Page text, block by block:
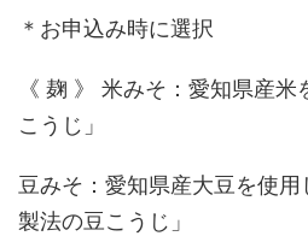
＊お申込み時に選択
《 麹 》 米みそ：愛知県産
こうじ」
豆みそ：愛知県産大豆を使
製法の豆こうじ」